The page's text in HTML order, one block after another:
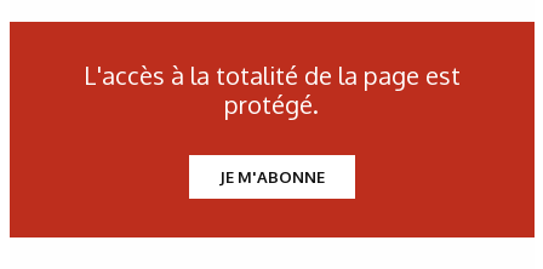
Les derniers articles sur ce
L'accès à la totalité de la page est
protégé.
JE M'ABONNE